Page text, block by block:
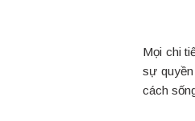
Mọi chi
sự
cách